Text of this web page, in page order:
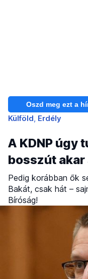
Oszd meg ezt a
Külföld Erdély
A KDNP úgy
bosszút
Pedig korábban ők
Bakát, csak hát –
Bíróság!